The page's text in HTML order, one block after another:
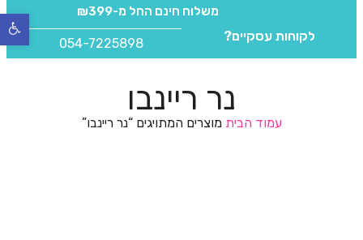
משלוח חינם החל מ-₪399
לקוחות עסקיים? 054-7225898
נר ריינבו
עמוד הביתמוצרים המתויגים “נר ריינבו”
פתח